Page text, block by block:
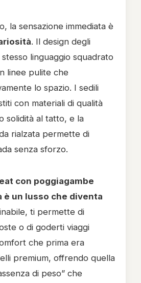
la sensazione immediata è
. Il design degli
linguaggio squadrato
linee pulite che
lo spazio. I sedili
con materiali di qualità
solidità al tatto, e la
rialzata permette di
senza sforzo.
con poggiagambe
è un lusso che diventa
ti permette di
o di goderti viaggi
che prima era
premium, offrendo quella
di peso” che